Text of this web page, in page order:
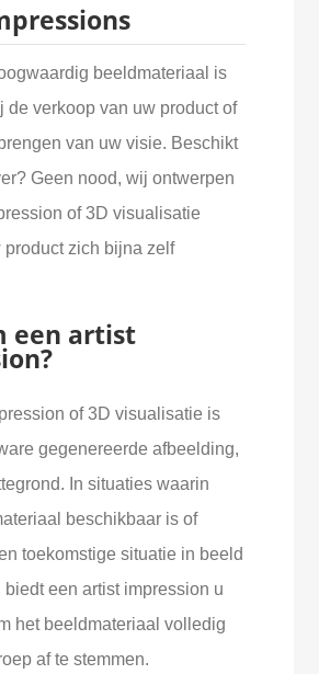
beeldmateriaal is
de verkoop van uw product of
van uw visie. Beschikt
Geen nood, wij ontwerpen
of 3D visualisatie
product zich bijna zelf
een artist
of 3D visualisatie is
gegenereerde afbeelding,
In situaties waarin
beschikbaar is of
toekomstige situatie in beeld
een artist impression u
het beeldmateriaal volledig
af te stemmen.